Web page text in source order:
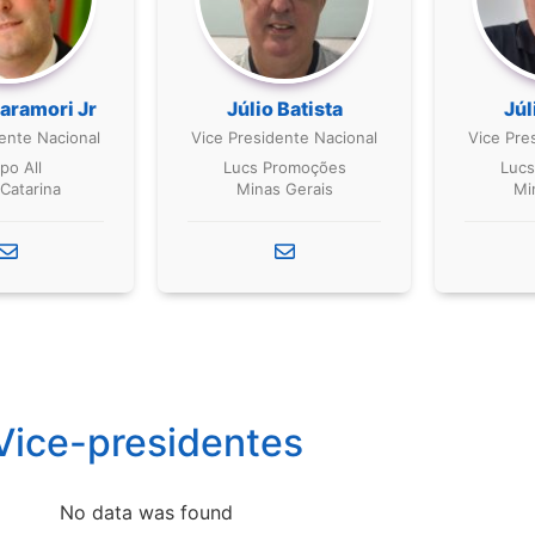
Jr
Nacional
All
Júlio Batista
Vice Presidente Nacional
Lucs Promoções
Minas Gerais
Vice
presidentes
No data was found